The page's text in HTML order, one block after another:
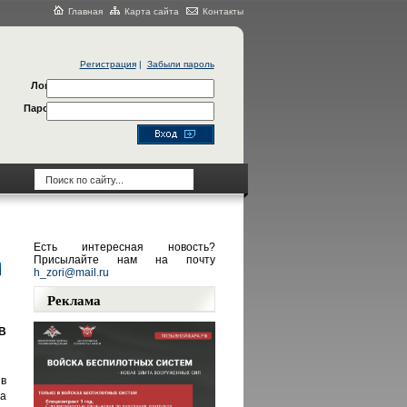
Главная Карта сайта Контакты
Регистрация| Забыли пароль
Логин
Пароль
Есть интересная новость?
Присылайте нам на почту
h_zori@mail.ru
Реклама